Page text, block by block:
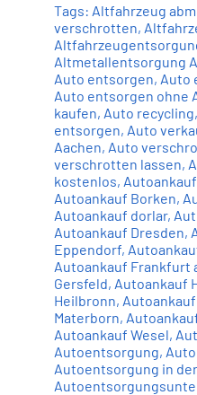
Tags: Altfahrzeug
verschrotten,
Altmetallentsorgung
Auto entsorgen, Auto
Auto entsorgen ohne
kaufen, Auto recycling,
entsorgen, Auto
Aachen, Auto
verschrotten lassen,
kostenlos, Autoankauf
Autoankauf Borken,
Autoankauf dorlar,
Autoankauf Dresden,
Eppendorf,
Autoankauf Frankfurt
Gersfeld, Autoankauf
Heilbronn,
Materborn,
Autoankauf Wesel,
Autoentsorgung,
Autoentsorgung in